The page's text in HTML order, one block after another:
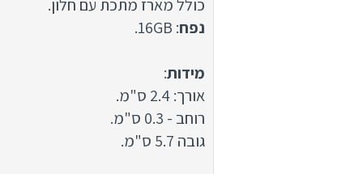
כולל מארז מתכת עם חלון.
נפח: 16GB.
מידות:
אורך: 2.4 ס"מ.
רוחב - 0.3 ס"מ.
גובה 5.7 ס"מ.